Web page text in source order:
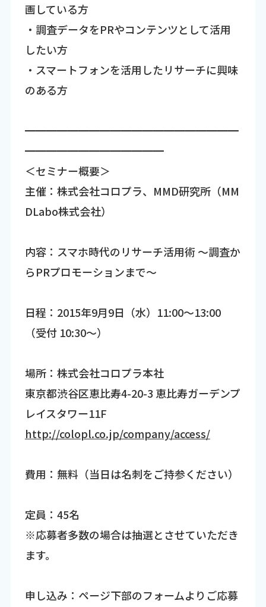
画している方
・調査データをPRやコンテンツとして活用
したい方
・スマートフォンを活用したリサーチに興味
のある方
━━━━━━━━━━━━━━━━━━━━
━━━━━━━━━━━━━
＜セミナー概要＞
主催：株式会社コロプラ、MMD研究所（MM
DLabo株式会社）
内容：スマホ時代のリサーチ活用術 ～調査か
らPRプロモーションまで～
日程：2015年9月9日（水）11:00～13:00
（受付 10:30～）
場所：株式会社コロプラ本社
東京都渋谷区恵比寿4-20-3 恵比寿ガーデンプ
レイスタワー11F
http://colopl.co.jp/company/access/
費用：無料（当日は名刺をご持参ください）
定員：45名
※応募者多数の場合は抽選とさせていただき
ます。
申し込み：ページ下部のフォームよりご応募